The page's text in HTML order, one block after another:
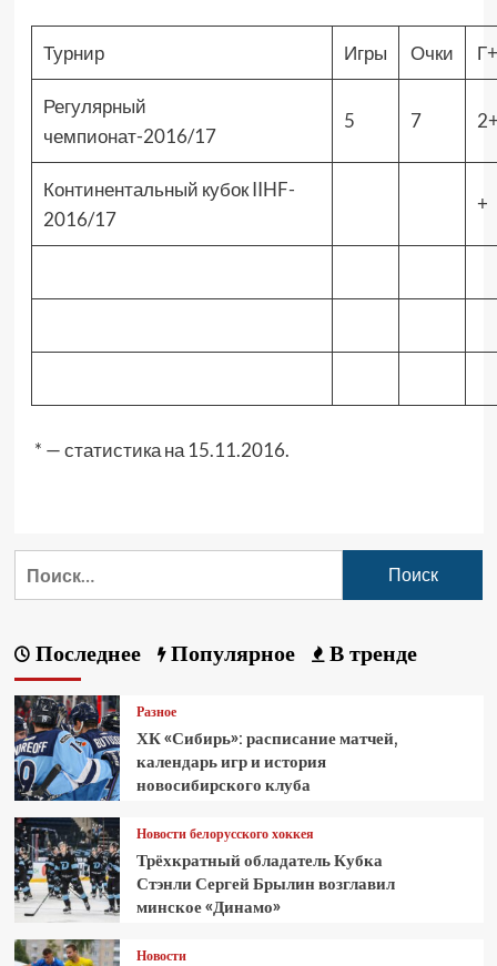
Турнир Игры Очки
Регулярный
чемпионат-2016/17
5 7
Континентальный кубок IIHF-
2016/17
+
* — статистика на 15.11.2016.
Последнее Популярное В тренде
Разное
ХК «Сибирь»: расписание матчей,
календарь игр и история
новосибирского клуба
Новости белорусского хоккея
Трёхкратный обладатель Кубка
Стэнли Сергей Брылин возглавил
минское «Динамо»
Новости